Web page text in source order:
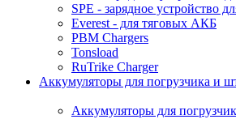
SPE - зарядное устройство
Everest - для тяговых АКБ
PBM Chargers
Tonsload
RuTrike Charger
Аккумуляторы для погрузчика и
Аккумуляторы для